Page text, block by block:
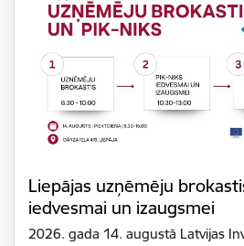
Liepājas uzņēmēju
iedvesmai un izaugsmei
2026. gada 14. augustā Latvijas